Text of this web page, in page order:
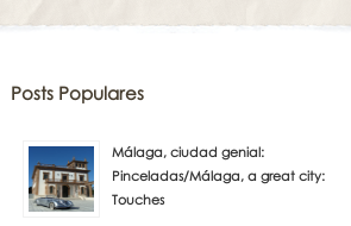
Posts Populares
Málaga, ciudad genial:
Pinceladas/Málaga, a great city:
Touches